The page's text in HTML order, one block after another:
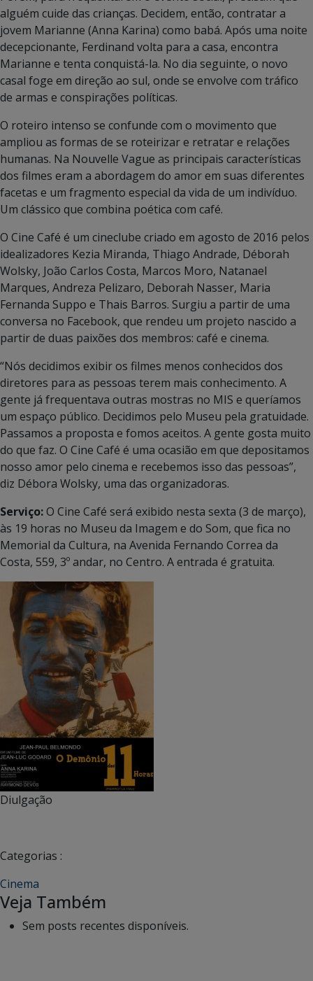
alguém cuide das crianças. Decidem, então, contratar a
jovem Marianne (Anna Karina) como babá. Após uma noite
decepcionante, Ferdinand volta para a casa, encontra
Marianne e tenta conquistá-la. No dia seguinte, o novo
casal foge em direção ao sul, onde se envolve com tráfico
de armas e conspirações políticas.
O roteiro intenso se confunde com o movimento que
ampliou as formas de se roteirizar e retratar e relações
humanas. Na Nouvelle Vague as principais características
dos filmes eram a abordagem do amor em suas diferentes
facetas e um fragmento especial da vida de um indivíduo.
Um clássico que combina poética com café.
O Cine Café é um cineclube criado em agosto de 2016 pelos
idealizadores Kezia Miranda, Thiago Andrade, Déborah
Wolsky, João Carlos Costa, Marcos Moro, Natanael
Marques, Andreza Pelizaro, Deborah Nasser, Maria
Fernanda Suppo e Thais Barros. Surgiu a partir de uma
conversa no Facebook, que rendeu um projeto nascido a
partir de duas paixões dos membros: café e cinema.
“Nós decidimos exibir os filmes menos conhecidos dos
diretores para as pessoas terem mais conhecimento. A
gente já frequentava outras mostras no MIS e queríamos
um espaço público. Decidimos pelo Museu pela gratuidade.
Passamos a proposta e fomos aceitos. A gente gosta muito
do que faz. O Cine Café é uma ocasião em que depositamos
nosso amor pelo cinema e recebemos isso das pessoas”,
diz Débora Wolsky, uma das organizadoras.
Serviço:O Cine Café será exibido nesta sexta (3 de março),
às 19 horas no Museu da Imagem e do Som, que fica no
Memorial da Cultura, na Avenida Fernando Correa da
Costa, 559, 3º andar, no Centro. A entrada é gratuita.
Diulgação
Categorias :
Cinema
Veja Também
Sem posts recentes disponíveis.